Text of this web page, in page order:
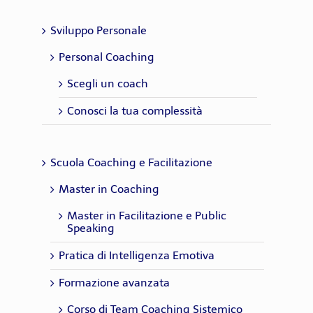
Sviluppo Personale
Personal Coaching
Scegli un coach
Conosci la tua complessità
Scuola Coaching e Facilitazione
Master in Coaching
Master in Facilitazione e Public
Speaking
Pratica di Intelligenza Emotiva
Formazione avanzata
Corso di Team Coaching Sistemico